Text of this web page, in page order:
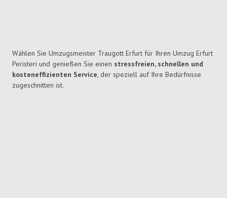
Wählen Sie Umzugsmeister Traugott Erfurt für Ihren Umzug Erfurt
Peristeri und genießen Sie einen stressfreien, schnellen und
kosteneffizienten Service, der speziell auf Ihre Bedürfnisse
zugeschnitten ist.